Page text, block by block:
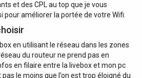
et des CPL au top que je vous
pour améliorer la portée de votre Wifi.
en utilisant le réseau dans les zones
du routeur ne prend pas en
en filaire entre la livebox et mon pc
pas le moins que l’on est trop éloigné du